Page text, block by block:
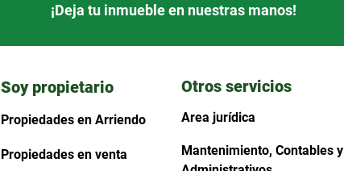
¡Deja tu inmueble en nuestras manos!
Soy propietario
Propiedades en Arriendo
Propiedades en venta
Otros servicios
Area jurídica
Mantenimiento, Contables y